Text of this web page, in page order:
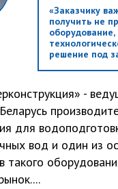
«Заказчику
получить не
оборудование,
решение под
-
для
вод и один из
такого